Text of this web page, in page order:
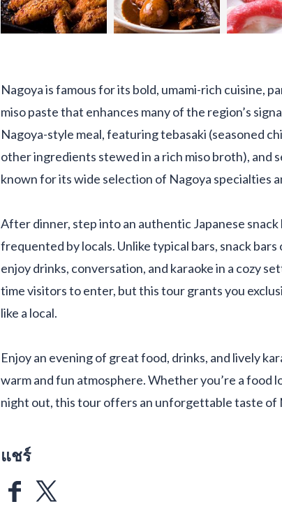
Nagoya is famous for its bold, umami-rich cuisine,
miso paste that enhances many of the region’s
Nagoya-style meal, featuring tebasaki (seasoned
other ingredients stewed in a rich miso broth), and
known for its wide selection of Nagoya specialties
After dinner, step into an authentic Japanese
frequented by locals. Unlike typical bars, snack
enjoy drinks, conversation, and karaoke in a cozy
time visitors to enter, but this tour grants you
like a local.
Enjoy an evening of great food, drinks, and lively
warm and fun atmosphere. Whether you’re a food
night out, this tour offers an unforgettable taste of
แชร์